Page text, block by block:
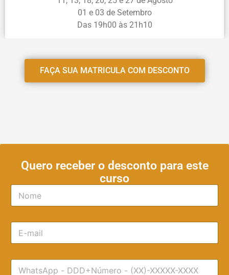
01 e 03 de Setembro
Das 19h00 às 21h10
FAÇA SUA MATRICULA COM DESCONTO
Quero receber o desconto para este
curso
N
m
E
m
T